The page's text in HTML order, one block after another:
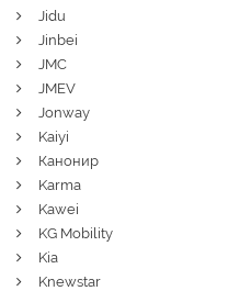
Jidu
Jinbei
JMC
JMEV
Jonway
Kaiyi
Канонир
Karma
Kawei
KG Mobility
Kia
Knewstar